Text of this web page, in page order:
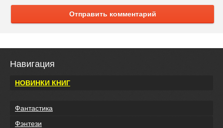
Отправить комментарий
Навигация
НОВИНКИ КНИГ
Фантастика
Фэнтези